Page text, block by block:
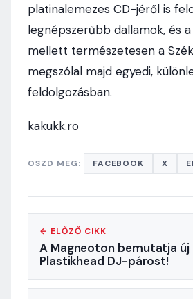
platinalemezes CD-jéről is
legnépszerűbb dallamok, és
mellett természetesen a
megszólal majd egyedi,
feldolgozásban.
kakukk.ro
OSZD MEG: FACEBOOK X
← ELŐZŐ CIKK
A Magneoton bemutatja új
Plastikhead DJ-párost!